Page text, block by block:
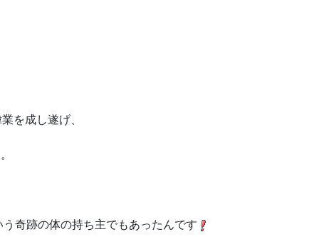
を成し遂げ、
奇跡の体の持ち主でもあったんです